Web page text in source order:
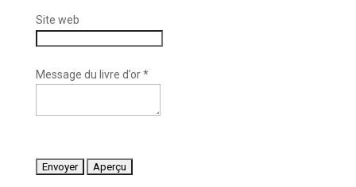
Site web
Message du livre d’or*